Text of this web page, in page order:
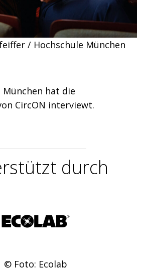
/ Hochschule München
München hat die
CircON interviewt.
durch
© Foto: Ecolab